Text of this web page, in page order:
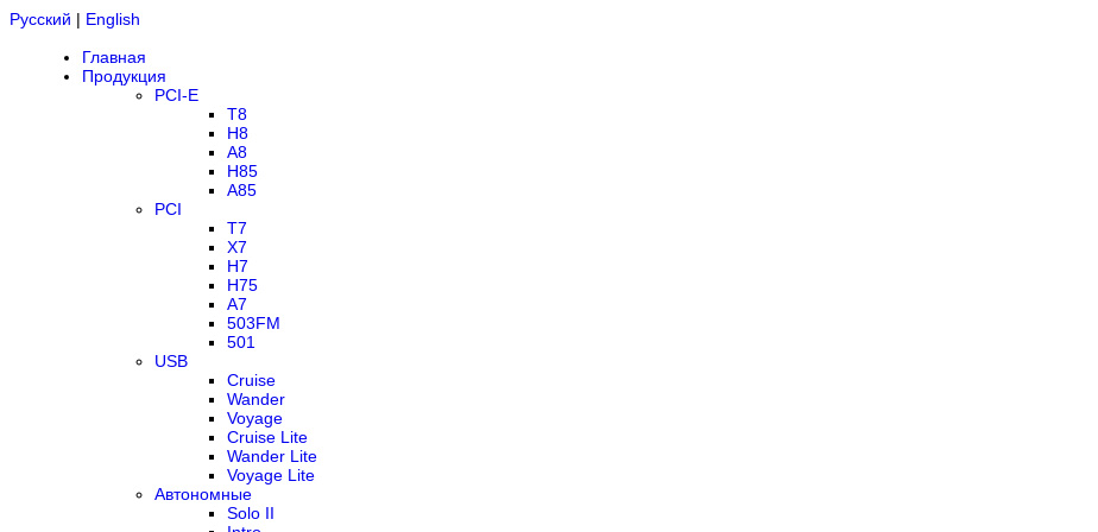
Русский | English
Главная
Продукция
PCI-E
T8
H8
A8
H85
A85
PCI
T7
X7
H7
H75
A7
503FM
501
USB
Cruise
Wander
Voyage
Cruise Lite
Wander Lite
Voyage Lite
Автономные
Solo II